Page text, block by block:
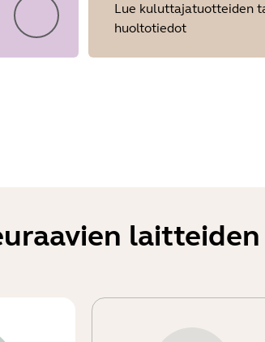
Lue kuluttajatuotteiden
huoltotiedot